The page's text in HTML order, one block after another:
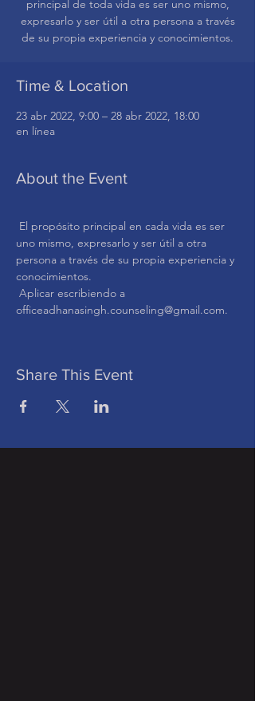
principal de toda vida es ser uno mismo,
expresarlo y ser útil a otra persona a través
de su propia experiencia y conocimientos.
Time & Location
23 abr 2022, 9:00 – 28 abr 2022, 18:00
en línea
About the Event
uno mismo, expresarlo y ser útil a otra
persona a través de su propia experiencia y
conocimientos.
officeadhanasingh.counseling@gmail.com.
Share This Event